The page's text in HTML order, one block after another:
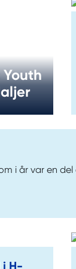
i år var en
i H-